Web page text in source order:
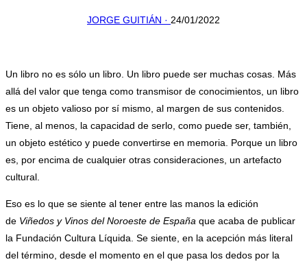
JORGE GUITIÁN · 24/01/2022
Un libro no es sólo un libro. Un libro puede ser muchas cosas. Más
allá del valor que tenga como transmisor de conocimientos, un libro
es un objeto valioso por sí mismo, al margen de sus contenidos.
Tiene, al menos, la capacidad de serlo, como puede ser, también,
un objeto estético y puede convertirse en memoria. Porque un libro
es, por encima de cualquier otras consideraciones, un artefacto
cultural.
Eso es lo que se siente al tener entre las manos la edición
de Viñedos y Vinos del Noroeste de España que acaba de publicar
la Fundación Cultura Líquida. Se siente, en la acepción más literal
del término, desde el momento en el que pasa los dedos por la